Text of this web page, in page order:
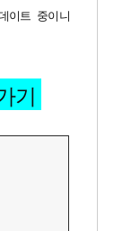
이트 중이니
기